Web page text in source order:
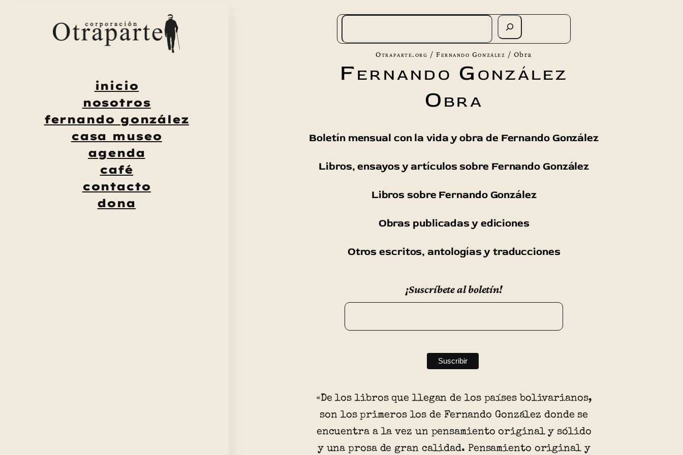
inicio
nosotros
fernando gonzález
casa museo
agenda
café
contacto
dona
Otraparte.org /Fernando González / Obra
Fernando González
Obra
Boletín mensual con la vida y obra de Fernando González
Libros, ensayos y artículos sobre Fernando González
Libros sobre Fernando González
Obras publicadas y ediciones
Otros escritos, antologías y traducciones
¡Suscríbete al boletín!
«De los libros que llegan de los países bolivarianos,
son los primeros los de Fernando González donde se
encuentra a la vez un pensamiento original y sólido
y una prosa de gran calidad. Pensamiento original y